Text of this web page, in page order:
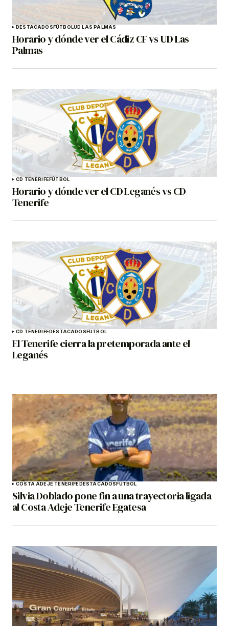
DESTACADOSFÚTBOLUD LAS PALMAS
Horario y dónde ver el Cádiz CF vs UD Las
Palmas
CD TENERIFEFÚTBOL
Horario y dónde ver el CD Leganés vs CD
Tenerife
CD TENERIFEDESTACADOSFÚTBOL
El Tenerife cierra la pretemporada ante el
Leganés
COSTA ADEJE TENERIFEDESTACADOSFÚTBOL
Silvia Doblado pone fin a una trayectoria ligada
al Costa Adeje Tenerife Egatesa